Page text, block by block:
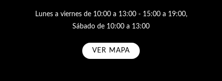
Lunes a viernes de 10:00 a 13:00 - 15:00 a 19:00,
Sábado de 10:00 a 13:00
VER MAPA